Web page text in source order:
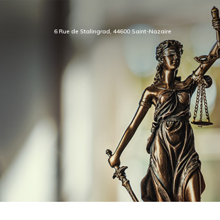
6 Rue de Stalingrad, 44600 Saint-Nazaire